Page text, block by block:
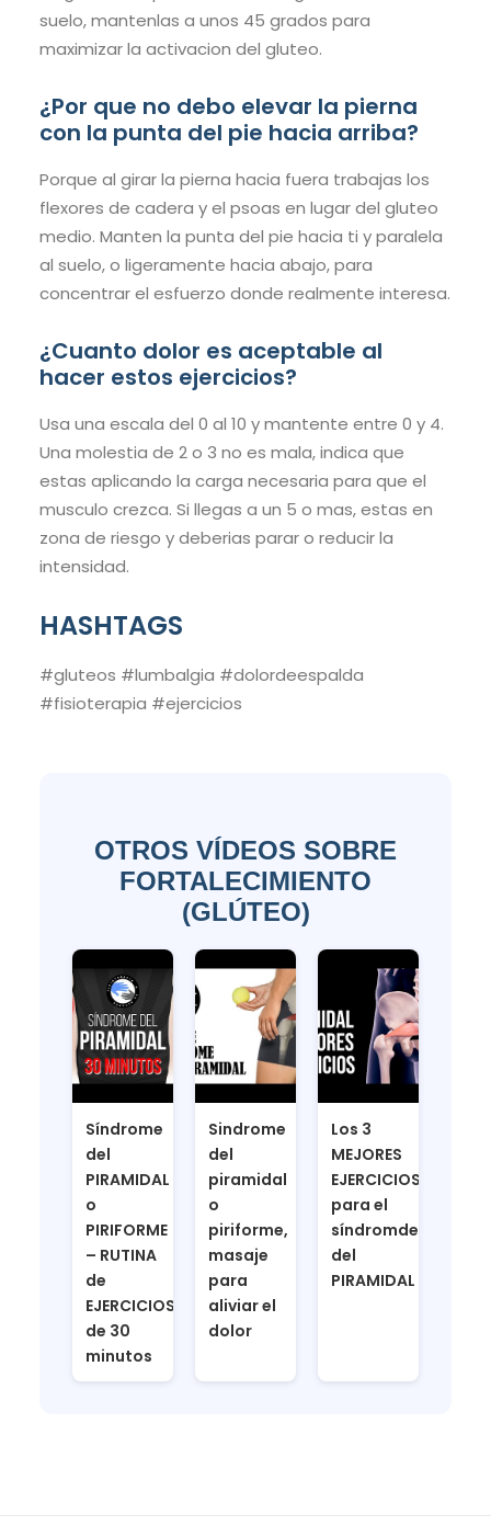
suelo, mantenlas a unos 45 grados para
maximizar la activacion del gluteo.
¿Por que no debo elevar la pierna
con la punta del pie hacia arriba?
Porque al girar la pierna hacia fuera trabajas los
flexores de cadera y el psoas en lugar del gluteo
medio. Manten la punta del pie hacia ti y paralela
al suelo, o ligeramente hacia abajo, para
concentrar el esfuerzo donde realmente interesa.
¿Cuanto dolor es aceptable al
hacer estos ejercicios?
Usa una escala del 0 al 10 y mantente entre 0 y 4.
Una molestia de 2 o 3 no es mala, indica que
estas aplicando la carga necesaria para que el
musculo crezca. Si llegas a un 5 o mas, estas en
zona de riesgo y deberias parar o reducir la
intensidad.
HASHTAGS
#gluteos #lumbalgia #dolordeespalda
#fisioterapia #ejercicios
OTROS VÍDEOS SOBRE
FORTALECIMIENTO
(GLÚTEO)
Síndrome
del
PIRAMIDAL
o
PIRIFORME
– RUTINA
de
EJERCICIOS
de 30
minutos
Sindrome
del
piramidal
o
piriforme,
masaje
para
aliviar el
dolor
Los 3
MEJORES
EJERCICIOS
para el
síndromde
del
PIRAMIDAL